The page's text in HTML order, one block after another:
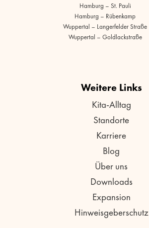
Hamburg – St. Pauli
Hamburg – Rübenkamp
Wuppertal – Langerfelder Straße
Wuppertal – Goldlackstraße
Weitere Links
Kita-Alltag
Standorte
Karriere
Blog
Über uns
Downloads
Expansion
Hinweisgeberschutz